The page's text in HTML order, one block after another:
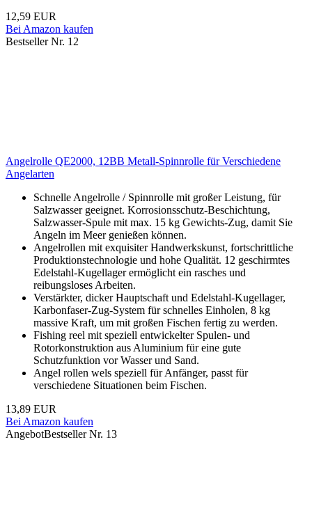
12,59 EUR
Bei Amazon kaufen
Bestseller Nr. 12
Angelrolle QE2000, 12BB Metall-Spinnrolle für Verschiedene
Angelarten
Schnelle Angelrolle / Spinnrolle mit großer Leistung, für
Salzwasser geeignet. Korrosionsschutz-Beschichtung,
Salzwasser-Spule mit max. 15 kg Gewichts-Zug, damit Sie
Angeln im Meer genießen können.
Angelrollen mit exquisiter Handwerkskunst, fortschrittliche
Produktionstechnologie und hohe Qualität. 12 geschirmtes
Edelstahl-Kugellager ermöglicht ein rasches und
reibungsloses Arbeiten.
Verstärkter, dicker Hauptschaft und Edelstahl-Kugellager,
Karbonfaser-Zug-System für schnelles Einholen, 8 kg
massive Kraft, um mit großen Fischen fertig zu werden.
Fishing reel mit speziell entwickelter Spulen- und
Rotorkonstruktion aus Aluminium für eine gute
Schutzfunktion vor Wasser und Sand.
Angel rollen wels speziell für Anfänger, passt für
verschiedene Situationen beim Fischen.
13,89 EUR
Bei Amazon kaufen
AngebotBestseller Nr. 13